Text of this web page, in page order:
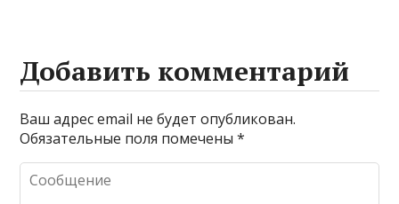
Добавить комментарий
Ваш адрес email не будет опубликован.
Обязательные поля помечены*